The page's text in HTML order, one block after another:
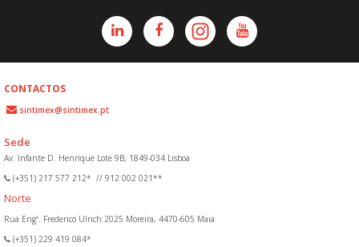
CONTACTOS
sintimex@sintimex.pt
Sede
Av. Infante D. Henrique Lote 9B, 1849-034 Lisboa
(+351) 217 577 212* // 912 002 021**
Norte
Rua Engº. Frederico Ulrich 2025 Moreira, 4470-605 Maia
(+351) 229 419 084*